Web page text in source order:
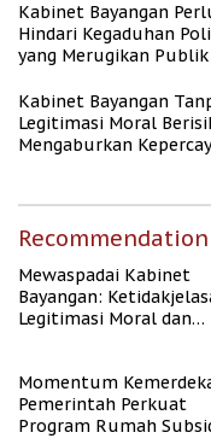
Kabinet Bayangan
Hindari Kegaduhan
yang Merugikan Publik
Kabinet Bayangan
Legitimasi Moral
Mengaburkan
Mewaspadai Kabinet
Bayangan:
Legitimasi Moral dan
Momentum
Pemerintah Perkuat
Program Rumah